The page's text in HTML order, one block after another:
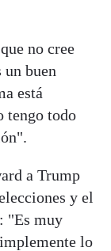
no cree
buen
está
tengo todo
a Trump
y el
"Es muy
lo